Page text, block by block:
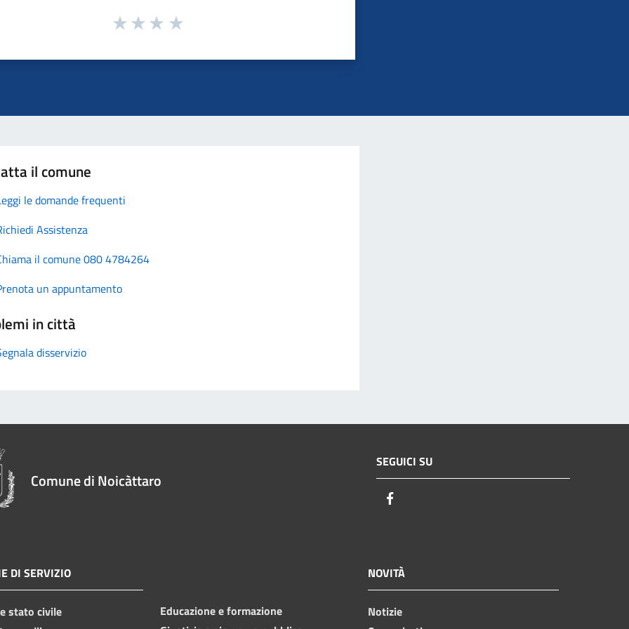
il comune
le domande frequenti
Assistenza
il comune 080 4784264
un appuntamento
in città
disservizio
Comune di Noicàttaro
SEGUICI SU
DI SERVIZIO
stato civile
Educazione e formazione
NOVITÀ
Notizie